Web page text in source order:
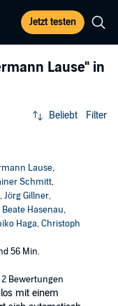
Jetzt testen
Lause" in
Beliebt Filter
Lause,
Schmitt,
,Jörg Gillner,
Beate Hasenau,
Haga,Christoph
56 Min.
2 Bewertungen
mit einem